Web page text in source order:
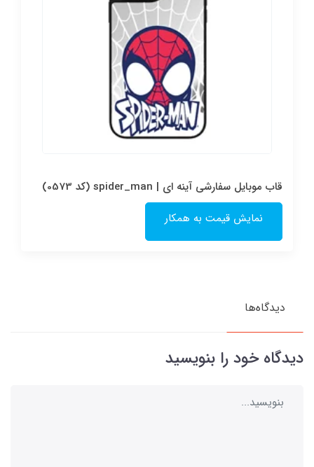
قاب موبایل سفارشی آینه ای | spider_man (کد 0573)
نمایش قیمت به همکار
دیدگاه‌ها
دیدگاه خود را بنویسید